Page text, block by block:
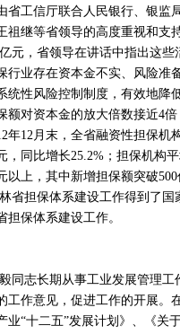
省工信厅联合人民银行、银监
祖继等省领导的高度重视和支
元，省领导在讲话中指出这
行业存在资本金不实、风险准
统性风险控制制度，有效地降
额对资本金的放大倍数接近4
年12月末，全省融资性担保机
，同比增长25.2%；担保机构
以上，其中新增担保额突破
省担保体系建设工作得到了
担保体系建设工作。
同志长期从事工业发展管理
工作意见，促进工作的开展。
业“十二五”发展计划》、《关